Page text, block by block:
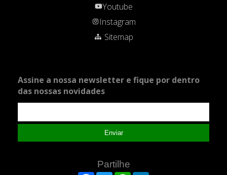
Youtube
Instagram
Sitemap
Assine a nossa newsletter e fique por dentro
das nossas novidades
Enviar
Partilhe